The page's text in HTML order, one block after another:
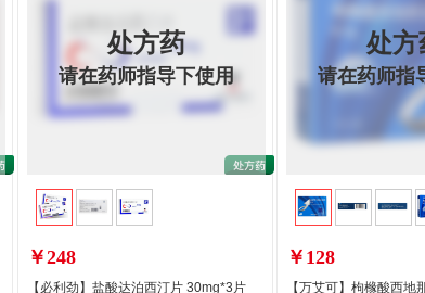
处方药
请在药师指导下使用
￥248
【必利劲】盐酸达泊西汀片 30mg*3片
处
请在药师指
￥128